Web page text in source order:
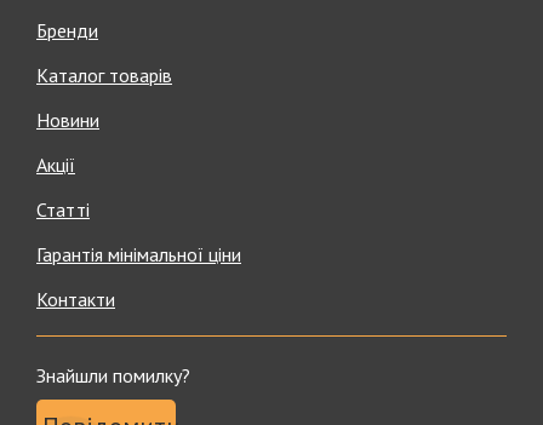
Бренди
Каталог товарів
Новини
Акції
Статті
Гарантія мінімальної ціни
Контакти
Знайшли помилку?